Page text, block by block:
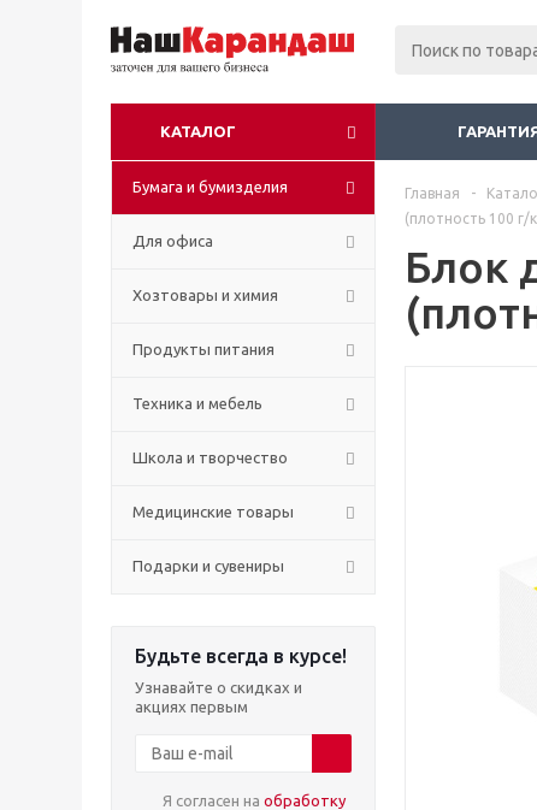
КАТАЛОГ
Бумага и бумизделия
Для офиса
Хозтовары и химия
Продукты питания
Техника и мебель
Школа и творчество
Медицинские товары
Подарки и сувениры
Будьте всегда в курсе!
Узнавайте о скидках и
акциях первым
Я согласен на обработку
Главная -
(плотность 100 г/
Блок